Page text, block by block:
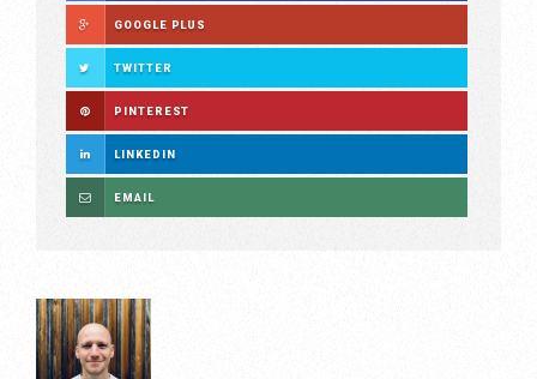
GOOGLE PLUS
TWITTER
PINTEREST
LINKEDIN
EMAIL